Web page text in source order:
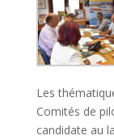
Les
Comités de
candidate au